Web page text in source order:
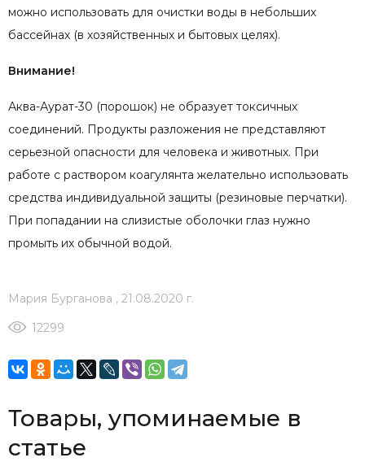
можно использовать для очистки воды в небольших
бассейнах (в хозяйственных и бытовых целях).
Внимание!
Аква-Аурат-30 (порошок) не образует токсичных
соединений. Продукты разложения не представляют
серьезной опасности для человека и животных. При
работе с раствором коагулянта желательно использовать
средства индивидуальной защиты (резиновые перчатки).
При попадании на слизистые оболочки глаз нужно
промыть их обычной водой.
Мария Бурганова , 21.08.2020 г.
12299
Товары, упоминаемые в
статье